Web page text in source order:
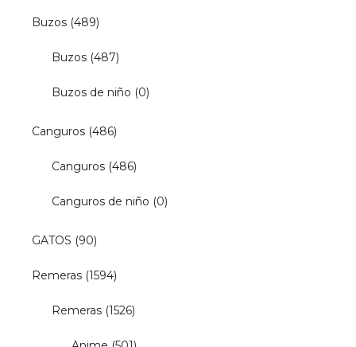
Buzos (489)
Buzos (487)
Buzos de niño (0)
Canguros (486)
Canguros (486)
Canguros de niño (0)
GATOS (90)
Remeras (1594)
Remeras (1526)